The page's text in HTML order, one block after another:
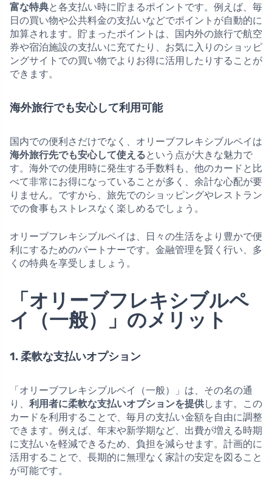
富な特典と各支払い時に貯まるポイントです。例えば、毎
日の買い物や公共料金の支払いなどでポイントが自動的に
加算されます。貯まったポイントは、国内外の旅行で航空
券や宿泊施設の支払いに充てたり、お気に入りのショッピ
ングサイトでの買い物でよりお得に活用したりすることが
できます。
海外旅行でも安心して利用可能
国内での便利さだけでなく、オリーブフレキシブルペイは
海外旅行先でも安心して使えるという点が大きな魅力で
す。海外での使用時に発生する手数料も、他のカードと比
べて非常にお得になっていることが多く、余計な心配が要
りません。ですから、旅先でのショッピングやレストラン
での食事もストレスなく楽しめるでしょう。
オリーブフレキシブルペイは、日々の生活をより豊かで便
利にするためのパートナーです。金融管理を賢く行い、多
くの特典を享受しましょう。
「オリーブフレキシブルペ
イ（一般）」のメリット
1. 柔軟な支払いオプション
「オリーブフレキシブルペイ（一般）」は、その名の通
り、 利用者に柔軟な支払いオプションを提供します。この
カードを利用することで、毎月の支払い金額を自由に調整
できます。例えば、年末や新学期など、出費が増える時期
に支払いを軽減できるため、負担を減らせます。計画的に
活用することで、長期的に無理なく家計の安定を図ること
が可能です。